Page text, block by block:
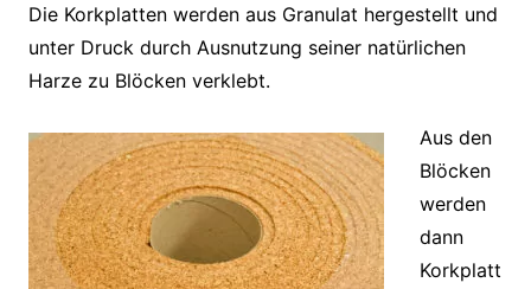
Die Korkplatten werden aus Granulat hergestellt und
unter Druck durch Ausnutzung seiner natürlichen
Harze zu Blöcken verklebt.
Aus den
Blöcken
werden
dann
Korkplatt